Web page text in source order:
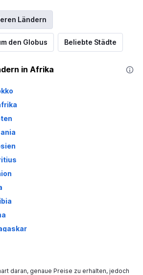
Ländern
den Globus Beliebte Städte
in Afrika
daran, genaue Preise zu erhalten, jedoch